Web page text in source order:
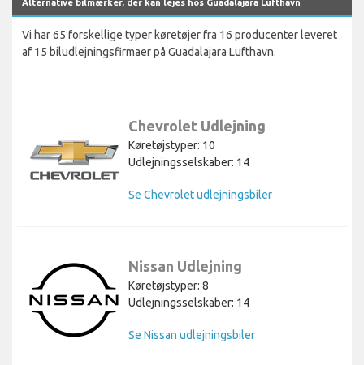
Alternative bilmærker, der kan lejes hos Guadalajara Lufthavn
Vi har 65 forskellige typer køretøjer fra 16 producenter leveret
af 15 biludlejningsfirmaer på Guadalajara Lufthavn.
Chevrolet Udlejning
Køretøjstyper: 10
Udlejningsselskaber: 14
Se Chevrolet udlejningsbiler
Nissan Udlejning
Køretøjstyper: 8
Udlejningsselskaber: 14
Se Nissan udlejningsbiler